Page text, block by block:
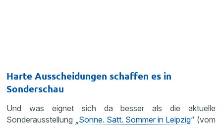
Harte Ausscheidungen schaffen es in
Sonderschau
Und was eignet sich da besser als die aktuelle
Sonderausstellung
„Sonne. Satt. Sommer in Leipzig“ (vom